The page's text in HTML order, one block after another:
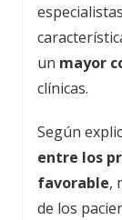
un mayor
clínicas.
Según
entre los
favorable,
de los